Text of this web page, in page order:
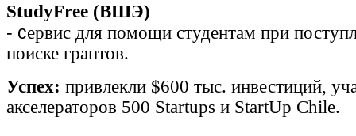
StudyFree (ВШЭ)
- сервис для помощи студентам при
поиске грантов.
Успех: привлекли $600 тыс. инвестиций,
акселераторов 500 Startups и StartUp Chile.